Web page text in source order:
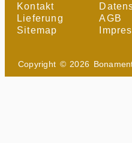
Kontakt
Lieferung
Sitemap
AGB
Copyright © 2026